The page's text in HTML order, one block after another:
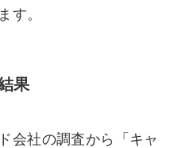
す。
果
会社の調査から「キャ